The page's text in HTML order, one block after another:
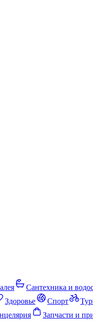
Сантехника и
Здоровье Спорт
Запчасти и